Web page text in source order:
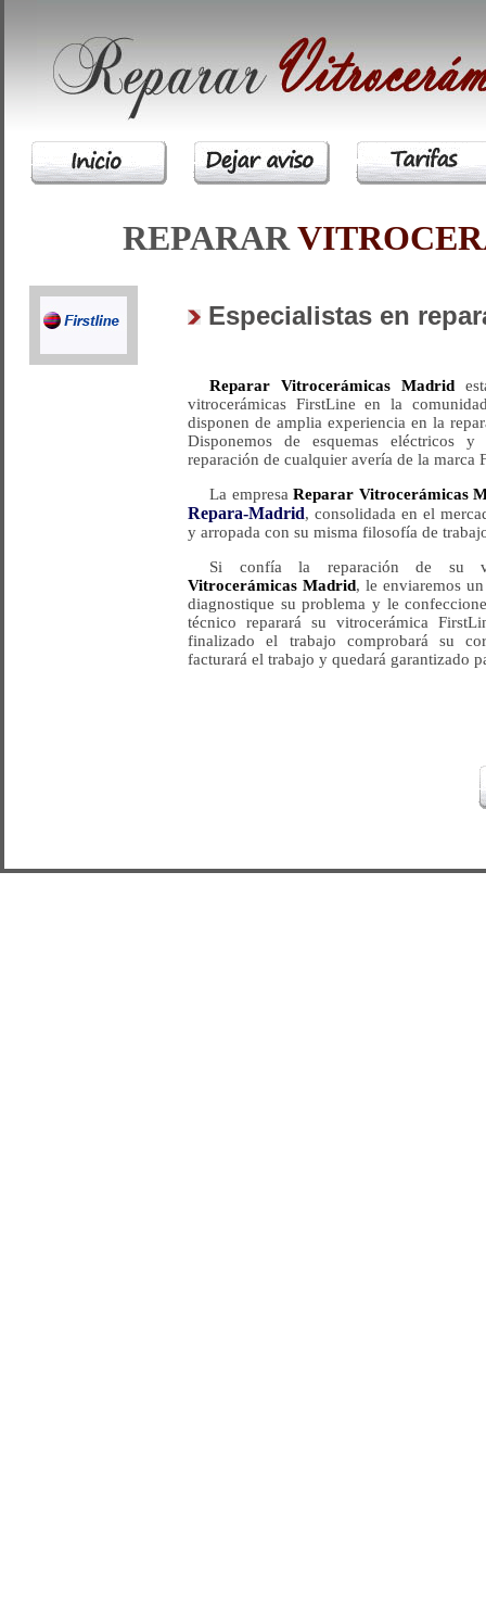
REPARAR
Especialistas en
Reparar Vitrocerámicas Madrid
vitrocerámicas FirstLine en la
disponen de amplia experiencia en la
Disponemos de esquemas eléctricos
reparación de cualquier avería de la marca
La empresaReparar Vitrocerámicas
Repara-Madrid, consolidada en el
y arropada con su misma filosofía de
Si confía la reparación de su
Vitrocerámicas Madrid, le enviaremos
diagnostique su problema y le
técnico reparará su vitrocerámica
finalizado el trabajo comprobará su
facturará el trabajo y quedará garantizado